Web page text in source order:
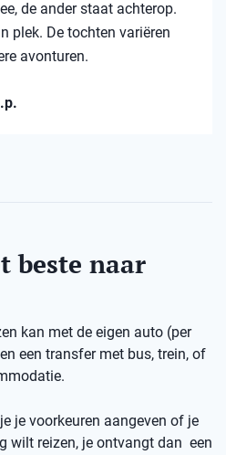
de ander staat achterop.
plek. De tochten variëren
avonturen.
beste naar
kan met de eigen auto (per
een transfer met bus, trein, of
je voorkeuren aangeven of je
wilt reizen, je ontvangt dan een